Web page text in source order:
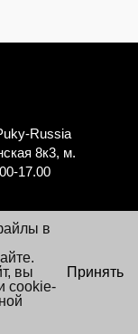
Russia
8к3, м.
17.00
данных
данных
×
на обработку
…
в
вы
cookie-
Принять